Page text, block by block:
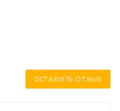
ОСТАВИТЬ ОТЗЫВ